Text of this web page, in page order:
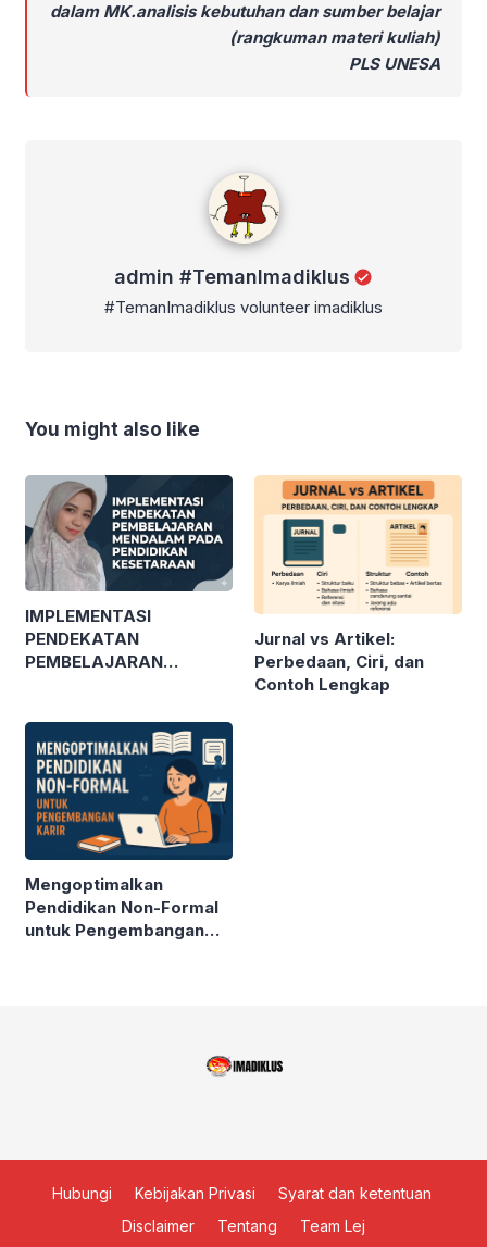
dalam MK.analisis kebutuhan dan sumber belajar
(rangkuman materi kuliah)
PLS UNESA
admin #TemanImadiklus
#TemanImadiklus volunteer imadiklus
You might also like
IMPLEMENTASI
PENDEKATAN
PEMBELAJARAN
KESETARAAN
Jurnal vs Artikel:
Perbedaan, Ciri, dan
Contoh Lengkap
Mengoptimalkan
Pendidikan Non-Formal
untuk Pengembangan
Hubungi Kebijakan Privasi
Syarat dan ketentuan
Disclaimer
Tentang Team Lej